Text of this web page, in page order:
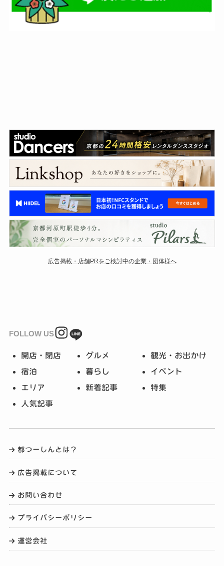
広告掲載・店舗PRをご検討中の企業・団体様へ
FOLLOW US
開店・閉店 グルメ 観光・お出かけ
宿泊 暮らし イベント
エリア 新着記事 特集
人気記事
都つーしんとは？
広告掲載について
お問い合わせ
プライバシーポリシー
運営会社